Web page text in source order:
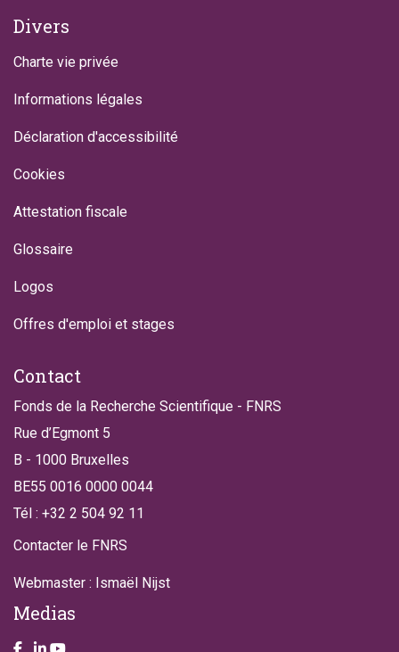
Divers
Charte vie privée
Informations légales
Déclaration d'accessibilité
Cookies
Attestation fiscale
Glossaire
Logos
Offres d'emploi et stages
Contact
Fonds de la Recherche Scientifique - FNRS
Rue d’Egmont 5
B - 1000 Bruxelles
BE55 0016 0000 0044
Tél : +32 2 504 92 11
Contacter le FNRS
Webmaster : Ismaël Nijst
Medias
Take a look on our facebook page
Take a look on our LinkendIn page